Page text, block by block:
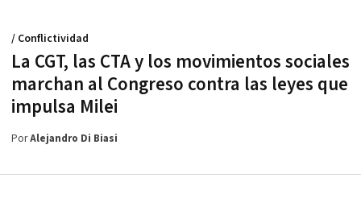
La CGT, las CTA y los movimientos sociales
marchan al Congreso contra las leyes que
impulsa Milei
/ Conflictividad
PorAlejandro Di Biasi